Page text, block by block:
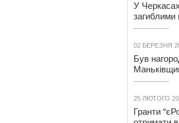
У
загиблими
02 БЕРЕЗНЯ
Був
25 ЛЮТОГО
Гранти